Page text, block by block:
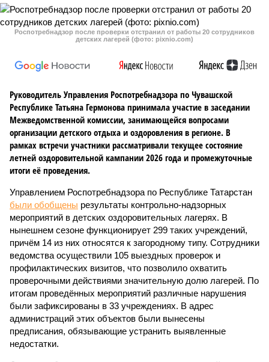
Роспотребнадзор после проверки отстранил от работы 20 сотрудников
детских лагерей (фото: pixnio.com)
Руководитель Управления Роспотребнадзора по Чувашской
Республике Татьяна Гермонова принимала участие в заседании
Межведомственной комиссии, занимающейся вопросами
организации детского отдыха и оздоровления в регионе. В
рамках встречи участники рассматривали текущее состояние
летней оздоровительной кампании 2026 года и промежуточные
итоги её проведения.
Управлением Роспотребнадзора по Республике Татарстан
были обобщены результаты контрольно-надзорных
мероприятий в детских оздоровительных лагерях. В
нынешнем сезоне функционирует 299 таких учреждений,
причём 14 из них относятся к загородному типу. Сотрудники
ведомства осуществили 105 выездных проверок и
профилактических визитов, что позволило охватить
проверочными действиями значительную долю лагерей. По
итогам проведённых мероприятий различные нарушения
были зафиксированы в 33 учреждениях. В адрес
администраций этих объектов были вынесены
предписания, обязывающие устранить выявленные
недостатки.